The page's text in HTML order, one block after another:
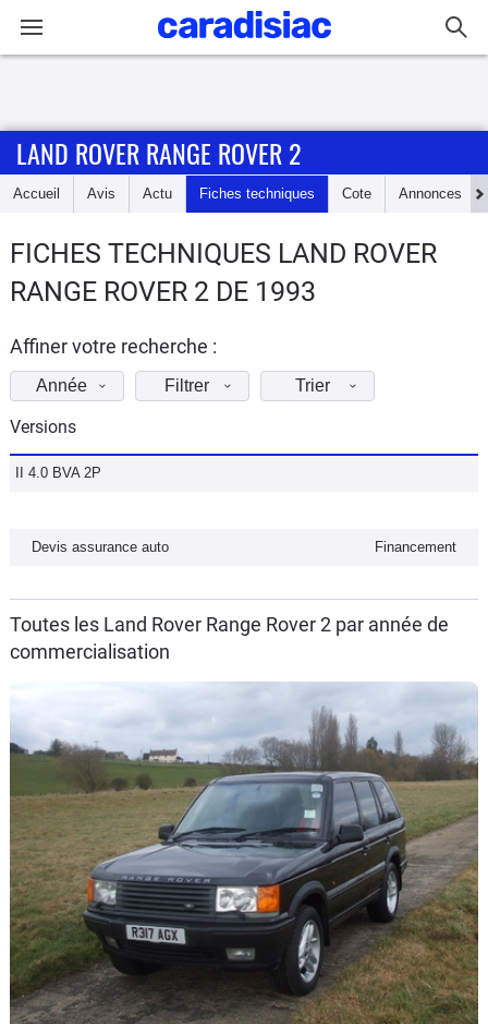
Accueil
Essais
d'achat
Electriques
Utilitaires
Auto
Services
Forum
Marques
LAND ROVER RANGE ROVER 2
Accueil Avis Actu Fiches techniques Cote Annonces
FICHES TECHNIQUES LAND ROVER
RANGE ROVER 2 DE 1993
Affiner votre recherche :
Année Filtrer Trier
Versions
II 4.0 BVA 2P
Devis assurance auto Financement
Toutes les Land Rover Range Rover 2 par année de
commercialisation